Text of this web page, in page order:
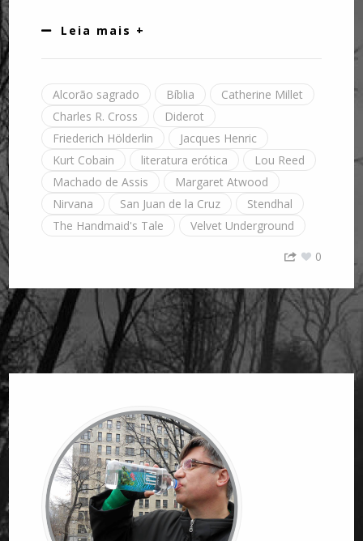
Leia mais +
Alcorão sagrado Bíblia
Catherine Millet
Charles R. Cross
Diderot
Friederich Hölderlin
Jacques Henric
Kurt Cobain
literatura erótica
Lou Reed
Machado de Assis
Margaret Atwood
Nirvana
San Juan de la Cruz
Stendhal
The Handmaid's Tale
Velvet Underground
0